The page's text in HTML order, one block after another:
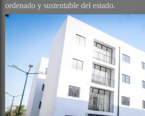
ordenado y sustentable del estado.